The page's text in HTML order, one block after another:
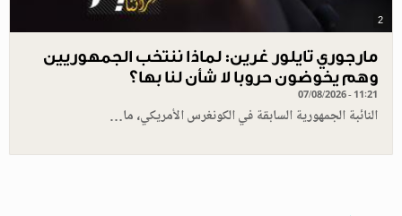
2
مارجوري تايلور غرين: لماذا ننتخب الجمهوريين
وهم يخوضون حروبا لا شأن لنا بها؟
07/08/2026 - 11:21
النائبة الجمهورية السابقة في الكونغرس الأمريكي، ما…